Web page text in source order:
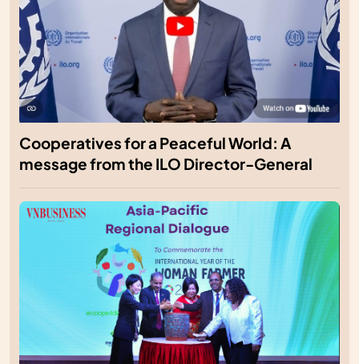
Cooperatives for a Peaceful World: A
message from the ILO Director-General